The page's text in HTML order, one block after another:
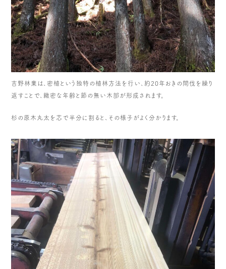
吉野林業は、密植という独特の植林方法を行い、約20年おきの間伐を繰り
返すことで、緻密な年齢と節の無い木部が形成されます。
杉の原木丸太を芯で半分に割ると、その様子がよく分かります。